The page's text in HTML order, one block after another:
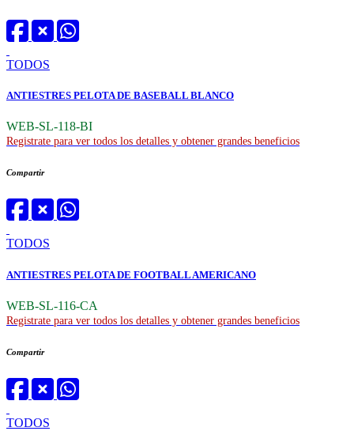
TODOS
ANTIESTRES PELOTA DE BASEBALL BLANCO
WEB-SL-118-BI
Registrate para ver todos los detalles y obtener grandes beneficios
Compartir
TODOS
ANTIESTRES PELOTA DE FOOTBALL AMERICANO
WEB-SL-116-CA
Registrate para ver todos los detalles y obtener grandes beneficios
Compartir
TODOS